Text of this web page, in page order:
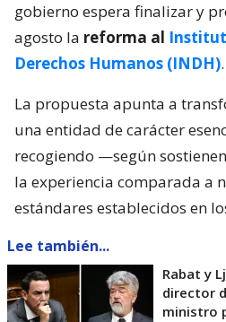
gobierno espera finalizar y
agosto la reforma al
Derechos Humanos (INDH).
La propuesta apunta a
una entidad de carácter
recogiendo —según
la experiencia comparada a
estándares establecidos en
Lee también...
Rabat y
director
ministro